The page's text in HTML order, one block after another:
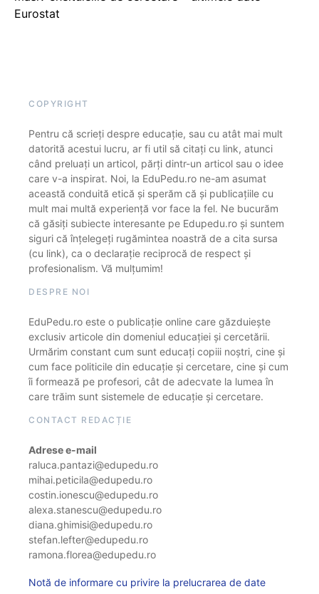
Eurostat
COPYRIGHT
Pentru că scrieți despre educație, sau cu atât mai mult
datorită acestui lucru, ar fi util să citați cu link, atunci
când preluați un articol, părți dintr-un articol sau o idee
care v-a inspirat. Noi, la EduPedu.ro ne-am asumat
această conduită etică și sperăm că și publicațiile cu
mult mai multă experiență vor face la fel. Ne bucurăm
că găsiți subiecte interesante pe Edupedu.ro și suntem
siguri că înțelegeți rugămintea noastră de a cita sursa
(cu link), ca o declarație reciprocă de respect și
profesionalism. Vă mulțumim!
DESPRE NOI
EduPedu.ro este o publicație online care găzduiește
exclusiv articole din domeniul educației și cercetării.
Urmărim constant cum sunt educați copiii noștri, cine și
cum face politicile din educație și cercetare, cine și cum
îi formează pe profesori, cât de adecvate la lumea în
care trăim sunt sistemele de educație și cercetare.
CONTACT REDACȚIE
Adrese e-mail
raluca.pantazi@edupedu.ro
mihai.peticila@edupedu.ro
costin.ionescu@edupedu.ro
alexa.stanescu@edupedu.ro
diana.ghimisi@edupedu.ro
stefan.lefter@edupedu.ro
ramona.florea@edupedu.ro
Notă de informare cu privire la prelucrarea de date